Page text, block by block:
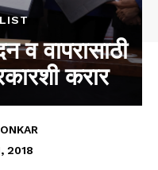
व वापरासाठी
करार
2018